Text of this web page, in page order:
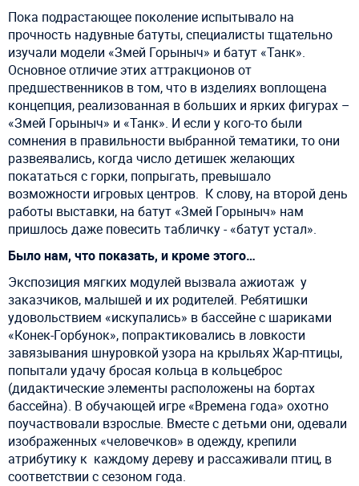
Пока подрастающее поколение испытывало на
прочность надувные батуты, специалисты тщательно
изучали модели «Змей Горыныч» и батут «Танк».
Основное отличие этих аттракционов от
предшественников в том, что в изделиях воплощена
концепция, реализованная в больших и ярких фигурах –
«Змей Горыныч» и «Танк». И если у кого-то были
сомнения в правильности выбранной тематики, то они
развеявались, когда число детишек желающих
покататься с горки, попрыгать, превышало
возможности игровых центров. К слову, на второй день
работы выставки, на батут «Змей Горыныч» нам
пришлось даже повесить табличку - «батут устал».
Было нам, что показать, и кроме этого…
Экспозиция мягких модулей вызвала ажиотаж у
заказчиков, малышей и их родителей. Ребятишки
удовольствием «искупались» в бассейне с шариками
«Конек-Горбунок», попрактиковались в ловкости
завязывания шнуровкой узора на крыльях Жар-птицы,
попытали удачу бросая кольца в кольцеброс
(дидактические элементы расположены на бортах
бассейна). В обучающей игре «Времена года» охотно
поучаствовали взрослые. Вместе с детьми они, одевали
изображенных «человечков» в одежду, крепили
атрибутику к каждому дереву и рассаживали птиц, в
соответствии ссезоном года.